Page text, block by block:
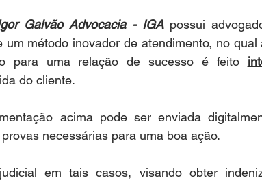
Galvão Advocacia - IGA possui
um método inovador de atendimento, no
para uma relação de sucesso é feito
do cliente.
acima pode ser enviada
necessárias para uma boa ação.
em tais casos, visando obter